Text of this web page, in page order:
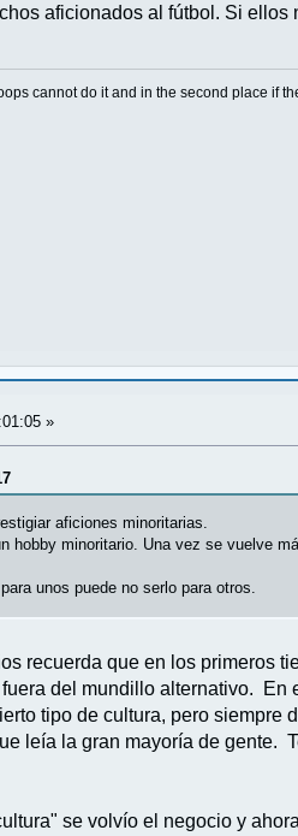
aficionados al fútbol. Si
cannot do it and in the second place if
»
aficiones minoritarias.
hobby minoritario. Una vez se vuelve
unos puede no serlo para otros.
recuerda que en los primeros
del mundillo alternativo.
tipo de cultura, pero
leía la gran mayoría de gente.
se volvío el negocio y